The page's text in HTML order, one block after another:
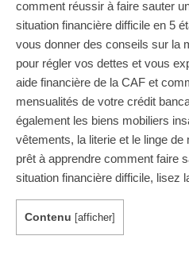
comment réussir à faire sauter
situation financière difficile en 5
vous donner des conseils sur la
pour régler vos dettes et vous
aide financière de la CAF et
mensualités de votre crédit
également les biens mobiliers
vêtements, la literie et le linge
prêt à apprendre comment faire
situation financière difficile, lisez
Contenu [afficher]